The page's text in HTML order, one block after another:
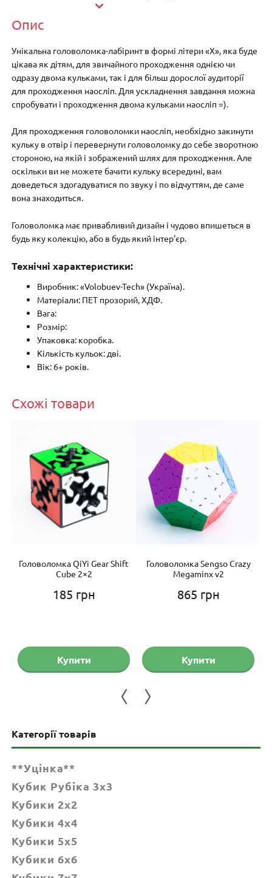
Опис
Унікальна головоломка-лабіринт в формі літери «X», яка буде
цікава як дітям, для звичайного проходження однією чи
одразу двома кульками, так і для більш дорослої аудиторії
для проходження наосліп. Для ускладнення завдання можна
спробувати і проходження двома кульками наосліп =).
Для проходження головоломки наосліп, необхідно закинути
кульку в отвір і перевернути головоломку до себе зворотною
стороною, на якій і зображений шлях для проходження. Але
оскільки ви не можете бачити кульку всередині, вам
доведеться здогадуватися по звуку і по відчуттям, де саме
вона знаходиться.
Головоломка має привабливий дизайн і чудово впишеться в
будь яку колекцію, або в будь який інтер’єр.
Технічні характеристики:
Виробник: «Volobuev-Tech» (Україна).
Матеріали: ПЕТ прозорий, ХДФ.
Вага:
Розмір:
Упаковка: коробка.
Кількість кульок: дві.
Вік: 6+ років.
Схожі товари
855 грн.
Головоломка QiYi Gear Shift
Cube 2×2
185 грн
Купити
Головоломка Sengso Crazy
Megaminx v2
865 грн
Купити
Категорії товарів
**Уцінка**
Кубик Рубіка 3x3
Кубики 2x2
Кубики 4x4
Кубики 5x5
Кубики 6х6